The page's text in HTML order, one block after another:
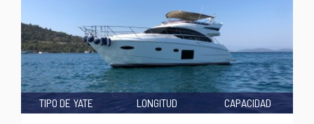
TIPO DE YATE LONGITUD CAPACIDAD